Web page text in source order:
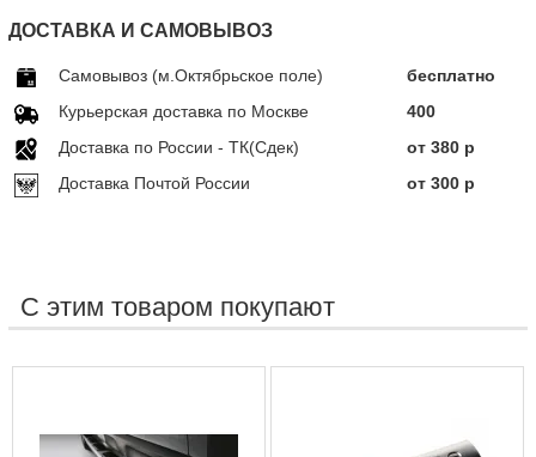
ДОСТАВКА И САМОВЫВОЗ
Самовывоз (м.Октябрьское поле)
бесплатно
Курьерская доставка по Москве
400
Доставка по Росcии - ТК(Сдек)
от 380 р
Доставка Почтой России
от 300 р
С этим товаром покупают